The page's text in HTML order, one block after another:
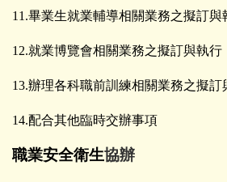
11.畢業生就業輔導相關業務之擬訂與
12.就業博覽會相關業務之擬訂與執行
13.辦理各科職前訓練相關業務之擬訂
14.配合其他臨時交辦事項
職業安全衛生協辦